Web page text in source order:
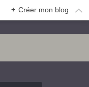
+ Créer mon blog